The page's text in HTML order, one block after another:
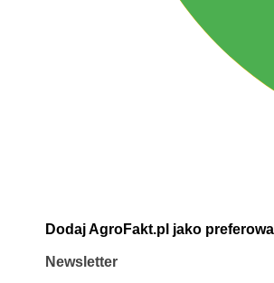
Dodaj AgroFakt.pl jako
Newsletter